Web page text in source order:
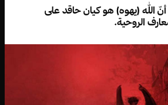
أنّ الله (يهوه) هو كيان حاقد على
الروحية.